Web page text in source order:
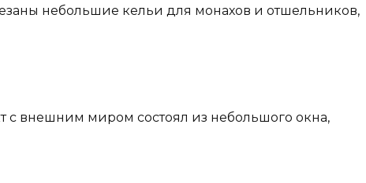
небольшие кельи для монахов и отшельников,
с внешним миром состоял из небольшого окна,